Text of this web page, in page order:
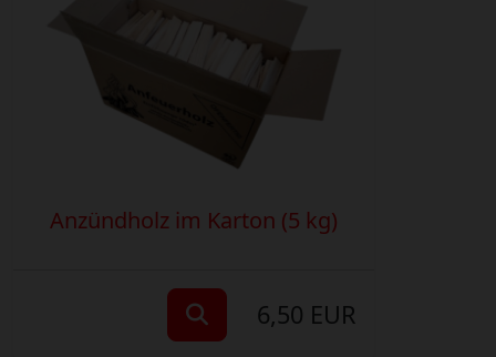
Anzündholz im Karton (5 kg)
6,50 EUR